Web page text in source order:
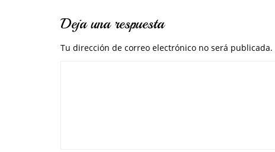
Deja una respuesta
Tu dirección de correo electrónico no será publicada.